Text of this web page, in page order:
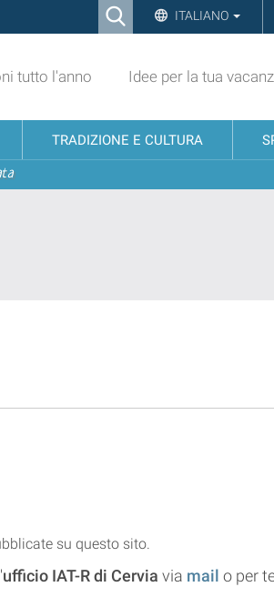
Ricerca ITALIANO
tutto l'anno Idee per la tua
TRADIZIONE E CULTURA
su questo sito.
ufficio IAT-R di Cervia via mail o per